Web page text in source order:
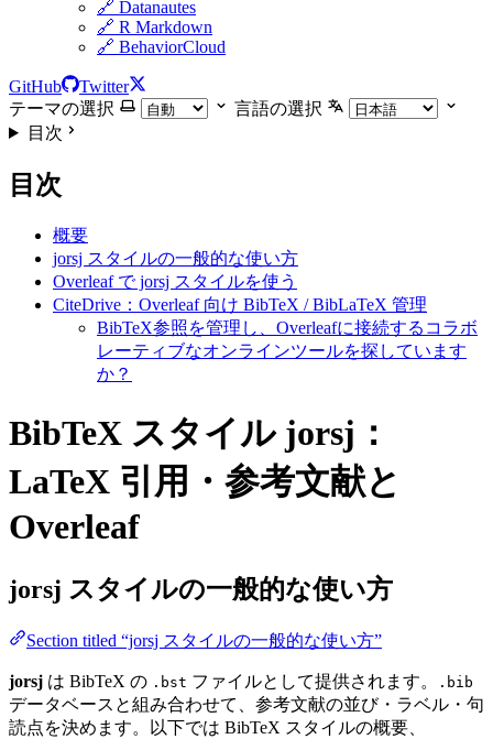
🔗 Datanautes
🔗 R Markdown
🔗 BehaviorCloud
GitHub
Twitter
テーマの選択
言語の選択
目次
目次
概要
jorsj スタイルの一般的な使い方
Overleaf で jorsj スタイルを使う
CiteDrive：Overleaf 向け BibTeX / BibLaTeX 管理
BibTeX参照を管理し、Overleafに接続するコラボ
レーティブなオンラインツールを探しています
か？
BibTeX スタイル jorsj：
LaTeX 引用・参考文献と
Overleaf
jorsj スタイルの一般的な使い方
Section titled “jorsj スタイルの一般的な使い方”
jorsj は BibTeX の .bst ファイルとして提供されます。 .bib
データベースと組み合わせて、参考文献の並び・ラベル・句
読点を決めます。以下では BibTeX スタイルの概要、